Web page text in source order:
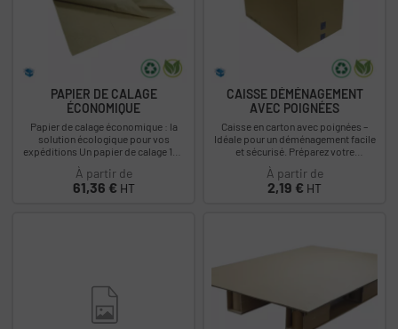
PAPIER DE CALAGE
ÉCONOMIQUE
Papier de calage économique : la
solution écologique pour vos
expéditions Un papier de calage 100
% recyclé, souple et efficace.
Fabriqué à...
À partir de
Prix
61,36 € HT
CAISSE DÉMÉNAGEMENT
AVEC POIGNÉES
Caisse en carton avec poignées –
Idéale pour un déménagement facile
et sécurisé. Préparez votre
déménagement dans les meilleures
conditions avec...
À partir de
Prix
2,19 € HT